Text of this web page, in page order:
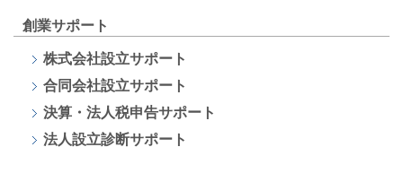
創業サポート
株式会社設立サポート
合同会社設立サポート
決算・法人税申告サポート
法人設立診断サポート